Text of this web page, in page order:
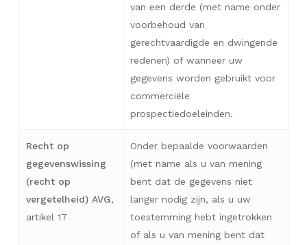
van een derde (met name onder
voorbehoud van
gerechtvaardigde en dwingende
redenen) of wanneer uw
gegevens worden gebruikt voor
commerciële
prospectiedoeleinden.
Recht op
gegevenswissing
(recht op
vergetelheid) AVG,
artikel 17
Onder bepaalde voorwaarden
(met name als u van mening
bent dat de gegevens niet
langer nodig zijn, als u uw
toestemming hebt ingetrokken
of als u van mening bent dat